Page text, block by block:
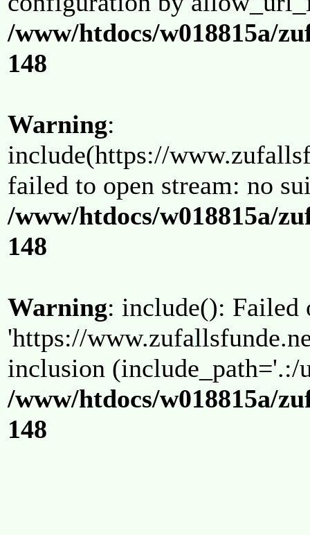
/www/htdocs/w018815a/
148
Warning:
include(https://
failed to open stream: no
/www/htdocs/w018815a/
148
Warning: include(): Failed
'https://
inclusion (include_path='.:/
/www/htdocs/w018815a/
148